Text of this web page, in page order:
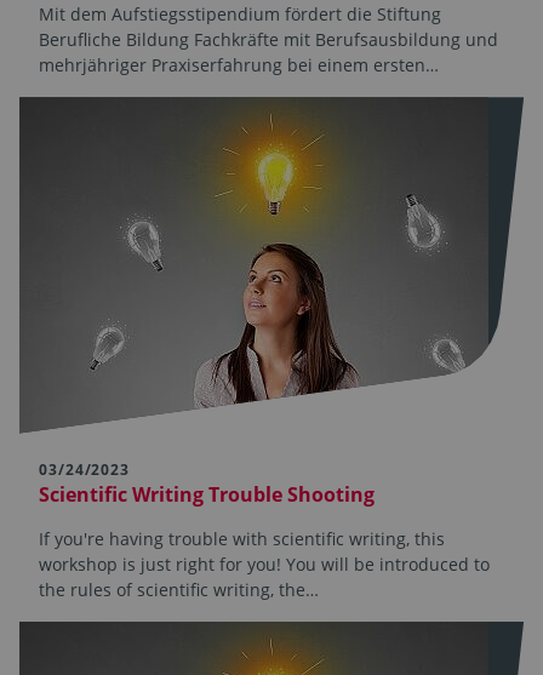
Mit dem Aufstiegsstipendium fördert die Stiftung
Berufliche Bildung Fachkräfte mit Berufsausbildung und
mehrjähriger Praxiserfahrung bei einem ersten…
03/24/2023
Scientific Writing Trouble Shooting
If you're having trouble with scientific writing, this
workshop is just right for you! You will be introduced to
the rules of scientific writing, the…